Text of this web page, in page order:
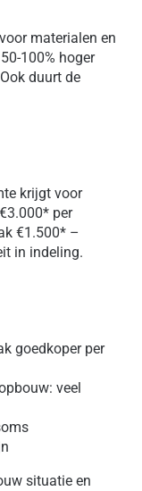
materialen en
100% hoger
duurt de
krijgt voor
per
€1.500* –
in indeling.
goedkoper per
veel
situatie en